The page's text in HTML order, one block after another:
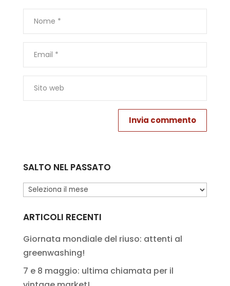
SALTO NEL PASSATO
Salto
passato
ARTICOLI RECENTI
Giornata mondiale del riuso: attenti al
greenwashing!
7 e 8 maggio: ultima chiamata per il